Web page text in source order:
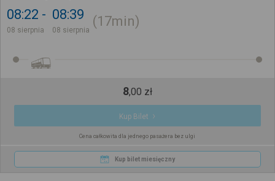
08:22
08 sierpnia
08:39
08 sierpnia
17min
8,00 zł
Kup Bilet
Cena całkowita dla jednego pasażera bez ulgi
Kup bilet miesięczny